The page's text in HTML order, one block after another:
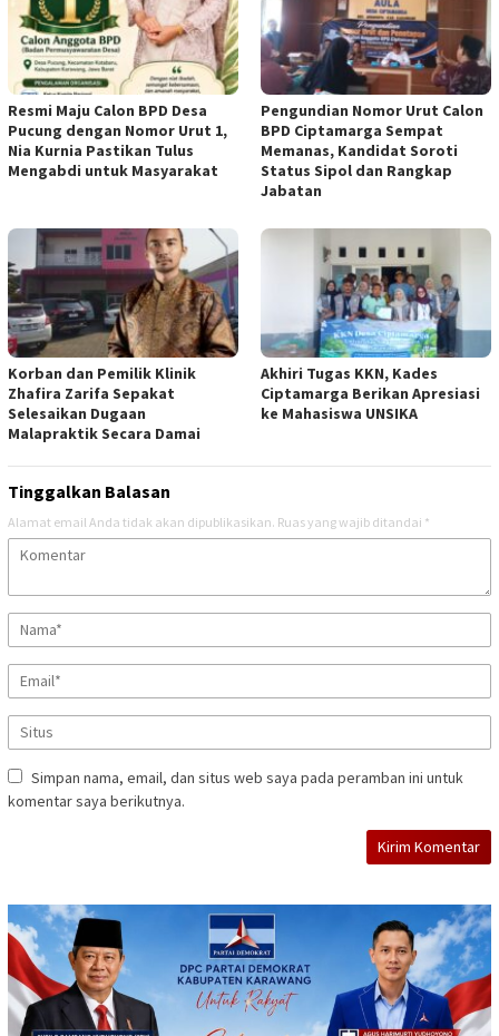
Resmi Maju Calon BPD Desa
Pucung dengan Nomor Urut 1,
Nia Kurnia Pastikan Tulus
Mengabdi untuk Masyarakat
Pengundian Nomor Urut Calon
BPD Ciptamarga Sempat
Memanas, Kandidat Soroti
Status Sipol dan Rangkap
Jabatan
Korban dan Pemilik Klinik
Zhafira Zarifa Sepakat
Selesaikan Dugaan
Malapraktik Secara Damai
Akhiri Tugas KKN, Kades
Ciptamarga Berikan Apresiasi
ke Mahasiswa UNSIKA
Tinggalkan Balasan
Alamat email Anda tidak akan dipublikasikan. Ruas yang wajib ditandai *
Simpan nama, email, dan situs web saya pada peramban ini untuk
komentar saya berikutnya.